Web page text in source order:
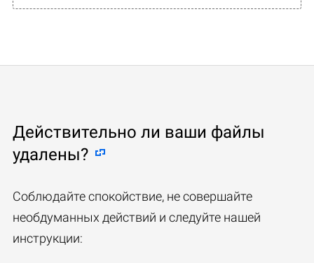
Действительно ли ваши файлы
удалены?
Соблюдайте спокойствие, не совершайте
необдуманных действий и следуйте нашей
инструкции: